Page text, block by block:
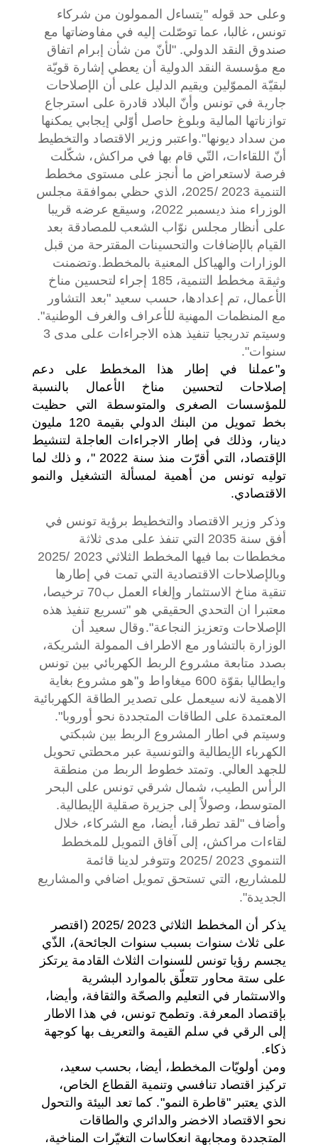
وعلى حد قوله "يتساءل الممولون من شركاء
تونس، غالبا، عما توصّلت إليه في مفاوضاتها مع
صندوق النقد الدولي. "لأنّ من شأن إبرام اتفاق
مع مؤسسة النقد الدولية أن يعطي إشارة قويّة
لبقيّة المموّلين ويقيم الدليل على أن الإصلاحات
جارية في تونس وأنّ البلاد قادرة على استرجاع
توازناتها المالية وبلوغ حاصل أوّلي إيجابي يمكنها
من سداد ديونها".واعتبر وزير الاقتصاد والتخطيط
أنّ اللقاءات، التّي قام بها في مراكش، شكّلت
فرصة لاستعراض ما أنجز على مستوى مخطط
التنمية 2023 /2025، الذي حظي بموافقة مجلس
الوزراء منذ ديسمبر 2022، وسيقع عرضه قريبا
على أنظار مجلس نوّاب الشعب للمصادقة بعد
القيام بالإضافات والتحسينات المقترحة من قبل
الوزارات والهياكل المعنية بالمخطط.وتضمنت
وثيقة مخطط التنمية، 185 إجراء لتحسين مناخ
الأعمال، تم إعدادها، حسب سعيد "بعد التشاور
مع المنظمات المهنية للأعراف والغرف الوطنية".
وسيتم تدريجيا تنفيذ هذه الاجراءات على مدى 3
سنوات".
و"عملنا في إطار هذا المخطط على دعم
إصلاحات لتحسين مناخ الأعمال بالنسبة
للمؤسسات الصغرى والمتوسطة التي حظيت
بخط تمويل من البنك الدولي بقيمة 120 مليون
دينار، وذلك في إطار الاجراءات العاجلة لتنشيط
الإقتصاد، التي أقرّت منذ سنة 2022 "، و ذلك لما
توليه تونس من أهمية لمسألة التشغيل والنمو
الاقتصادي.
وذكر وزير الاقتصاد والتخطيط برؤية تونس في
أفق سنة 2035 التي تنفذ على مدى ثلاثة
مخططات بما فيها المخطط الثلاثي 2023 /2025
وبالإصلاحات الاقتصادية التي تمت في إطارها
تنقية مناخ الاستثمار وإلغاء العمل ب70 ترخيصا،
معتبرا ان التحدي الحقيقي هو "تسريع تنفيذ هذه
الإصلاحات وتعزيز النجاعة".وقال سعيد أن
الوزارة بالتشاور مع الاطراف الممولة الشريكة،
بصدد متابعة مشروع الربط الكهربائي بين تونس
وايطاليا بقوّة 600 ميغاواط و"هو مشروع بغاية
الاهمية لانه سيعمل على تصدير الطاقة الكهربائية
المعتمدة على الطاقات المتجددة نحو أوروبا".
وسيتم في اطار المشروع الربط بين شبكتي
الكهرباء الإيطالية والتونسية عبر محطتي تحويل
للجهد العالي. وتمتد خطوط الربط من منطقة
الرأس الطيب، شمال شرقي تونس على البحر
المتوسط، وصولاً إلى جزيرة صقلية الإيطالية.
وأضاف "لقد تطرقنا، أيضا، مع الشركاء، خلال
لقاءات مراكش، إلى آفاق التمويل للمخطط
التنموي 2023 /2025 وتتوفر لدينا قائمة
للمشاريع، التي تستحق تمويل اضافي والمشاريع
الجديدة".
يذكر أن المخطط الثلاثي 2023 /2025 (اقتصر
على ثلاث سنوات بسبب سنوات الجائحة)، الذّي
يجسم رؤيا تونس للسنوات الثلاث القادمة يرتكز
على ستة محاور تتعلّق بالموارد البشرية
والاستثمار في التعليم والصحّة والثقافة، وأيضا،
بإقتصاد المعرفة. وتطمح تونس، في هذا الاطار
إلى الرقي في سلم القيمة والتعريف بها كوجهة
ذكاء.
ومن أولويّات المخطط، أيضا، بحسب سعيد،
تركيز اقتصاد تنافسي وتنمية القطاع الخاص،
الذي يعتبر "قاطرة النمو". كما تعد البيئة والتحول
نحو الاقتصاد الاخضر والدائري والطاقات
المتجددة ومجابهة انعكاسات التغيّرات المناخية،